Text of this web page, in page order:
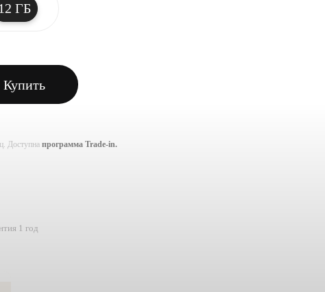
ГБ
Купить
Доступна программа Trade-in.
1 год